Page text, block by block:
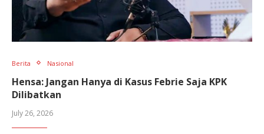
Berita Nasional
Hensa: Jangan Hanya di Kasus Febrie Saja KPK
Dilibatkan
July 26, 2026